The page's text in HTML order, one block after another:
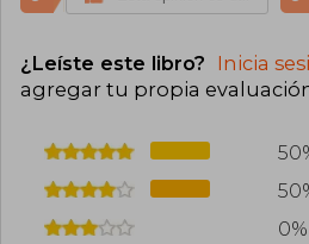
¿Leíste este libro? Inicia
agregar tu propia